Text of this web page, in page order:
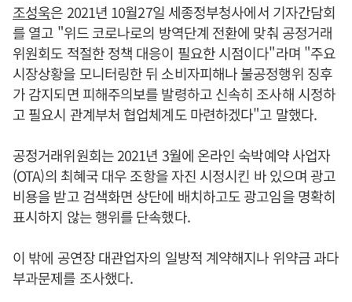
조성욱은 2021년 10월27일 세종정부청사에서 기자간담회
를 열고 "위드 코로나로의 방역단계 전환에 맞춰 공정거래
위원회도 적절한 정책 대응이 필요한 시점이다"라며 "주요
시장상황을 모니터링한 뒤 소비자피해나 불공정행위 징후
가 감지되면 피해주의보를 발령하고 신속히 조사해 시정하
고 필요시 관계부처 협업체계도 마련하겠다"고 말했다.
공정거래위원회는 2021년 3월에 온라인 숙박예약 사업자
(OTA)의 최혜국 대우 조항을 자진 시정시킨 바 있으며 광고
비용을 받고 검색화면 상단에 배치하고도 광고임을 명확히
표시하지 않는 행위를 단속했다.
이 밖에 공연장 대관업자의 일방적 계약해지나 위약금 과다
부과문제를 조사했다.